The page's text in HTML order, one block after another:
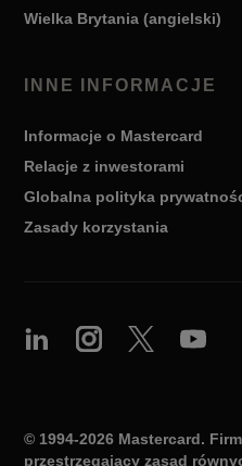
Wielka Brytania (angielski)
INNE INFORMACJE
Informacje o Mastercard
Relacje z inwestorami
Globalna polityka
Zasady korzystania
© 1994-2026 Mastercard.
przestrzegający zasad